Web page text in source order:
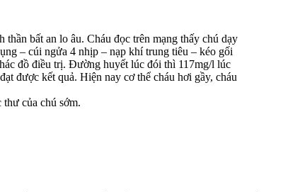
bất an lo âu. Cháu đọc trên mạng thấy chú dạy
– cúi ngửa 4 nhịp – nạp khí trung tiêu – kéo gối
đồ điều trị. Đường huyết lúc đói thì 117mg/l lúc
được kết quả. Hiện nay cơ thể cháu hơi gầy, cháu
của chú sớm.